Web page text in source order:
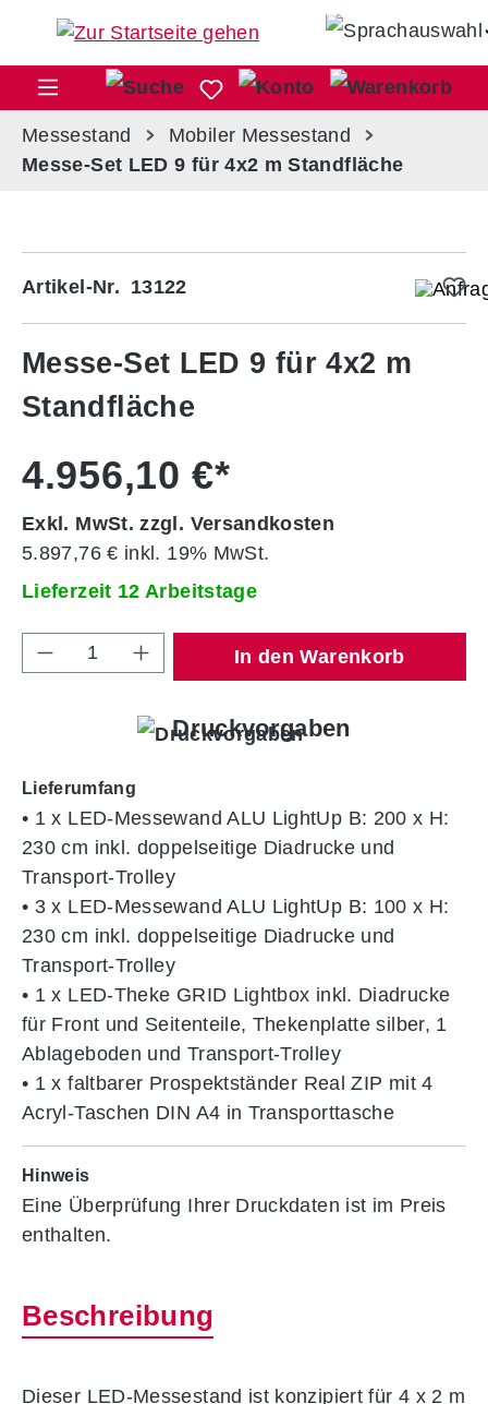
Zum Hauptinhalt springen
Messestand
Mobiler Messestand
Messe-Set LED 9 für 4x2 m Standfläche
Artikel-Nr. 13122
Messe-Set LED 9 für 4x2 m
Standfläche
4.956,10 €*
Exkl. MwSt. zzgl. Versandkosten
5.897,76 € inkl. 19% MwSt.
Lieferzeit 12 Arbeitstage
Produkt Anzahl: Gib den gewünschten
In den Warenkorb
Druckvorgaben
Lieferumfang
• 1 x LED-Messewand ALU LightUp B: 200 x H:
230 cm inkl. doppelseitige Diadrucke und
Transport-Trolley
• 3 x LED-Messewand ALU LightUp B: 100 x H:
230 cm inkl. doppelseitige Diadrucke und
Transport-Trolley
• 1 x LED-Theke GRID Lightbox inkl. Diadrucke
für Front und Seitenteile, Thekenplatte silber, 1
Ablageboden und Transport-Trolley
• 1 x faltbarer Prospektständer Real ZIP mit 4
Acryl-Taschen DIN A4 in Transporttasche
Hinweis
Eine Überprüfung Ihrer Druckdaten ist im Preis
enthalten.
Beschreibung
Dieser LED-Messestand ist konzipiert für 4 x 2 m